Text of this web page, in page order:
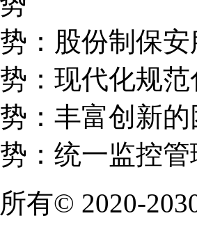
：股份制保
：现代化规范
：丰富创新
：统一监控管
有© 2020-